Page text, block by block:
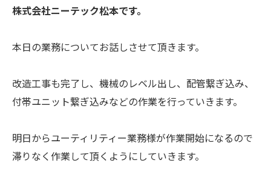
株式会社ニーテック松本です。
本日の業務についてお話しさせて頂きます。
改造工事も完了し、機械のレベル出し、配管繋ぎ込み、
付帯ユニット繋ぎ込みなどの作業を行っていきます。
明日からユーティリティー業務様が作業開始になるので
滞りなく作業して頂くようにしていきます。